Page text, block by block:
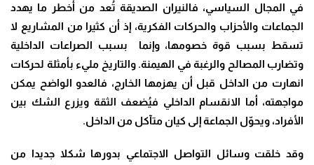
في المجال السياسي، فالنيران الصديقة تُعد من أخطر ما يهدد
الجماعات والأحزاب والحركات الفكرية، إذ أن كثيرا من المشاريع لا
تسقط بسبب قوة خصومها، وإنما بسبب الصراعات الداخلية
وتضارب المصالح والرغبة في الهيمنة. والتاريخ مليء بأمثلة لحركات
انهارت من الداخل قبل أن يهزمها الخارج، فالعدو الواضح يمكن
مواجهته، أما الانقسام الداخلي فيُضعف الثقة ويزرع الشك بين
الأفراد، ويحوّل الجماعة إلى كيان متآكل من الداخل.
وقد خلقت وسائل التواصل الاجتماعي بدورها شكلا جديدا من